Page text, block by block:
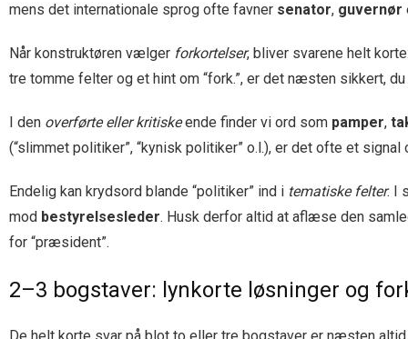
mens det internationale sprog ofte favner senator, guvernør
Når konstruktøren vælger forkortelser, bliver svarene helt
tre tomme felter og et hint om “fork.”, er det næsten sikkert,
I den overførte eller kritiskeende finder vi ord som pamper,
(“slimmet politiker”, “kynisk politiker” o.l.), er det ofte et signal
Endelig kan krydsord blande “politiker” ind i tematiske felter. I
mod bestyrelsesleder. Husk derfor altid at aflæse den
for “præsident”.
2–3 bogstaver: lynkorte løsninger og